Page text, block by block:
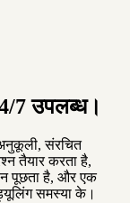
7 उपलब्ध।
संरचित
तैयार करता है,
पूछता है, और एक
समस्या के।